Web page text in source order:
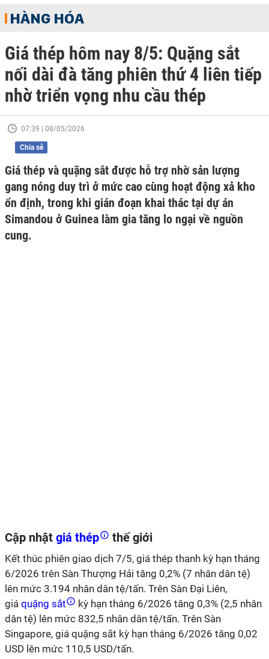
HÀNG HÓA
Giá thép hôm nay 8/5: Quặng sắt
nối dài đà tăng phiên thứ 4 liên tiếp
nhờ triển vọng nhu cầu thép
07:39 | 08/05/2026
Chia sẻ
Giá thép và quặng sắt được hỗ trợ nhờ sản lượng
gang nóng duy trì ở mức cao cùng hoạt động xả kho
ổn định, trong khi gián đoạn khai thác tại dự án
Simandou ở Guinea làm gia tăng lo ngại về nguồn
cung.
Cập nhật giá thép thế giới
Kết thúc phiên giao dịch 7/5, giá thép thanh kỳ hạn tháng
6/2026 trên Sàn Thượng Hải tăng 0,2% (7 nhân dân tệ)
lên mức 3.194 nhân dân tệ/tấn. Trên Sàn Đại Liên,
giá quặng sắt
kỳ hạn tháng 6/2026 tăng 0,3% (2,5 nhân
dân tệ) lên mức 832,5 nhân dân tệ/tấn. Trên Sàn
Singapore, giá quặng sắt kỳ hạn tháng 6/2026 tăng 0,02
USD lên mức 110,5 USD/tấn.